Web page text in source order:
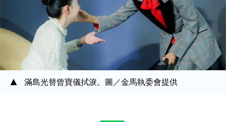
滿島光替曾寶儀拭淚。圖／金馬執委會提供